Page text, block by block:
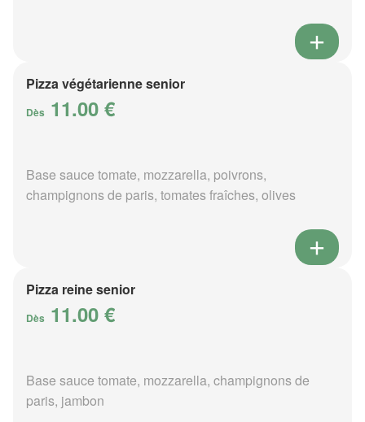
Pizza végétarienne senior
Dès 11.00 €
Base sauce tomate, mozzarella, poivrons,
champignons de paris, tomates fraîches, olives
Pizza reine senior
Dès 11.00 €
Base sauce tomate, mozzarella, champignons de
paris, jambon